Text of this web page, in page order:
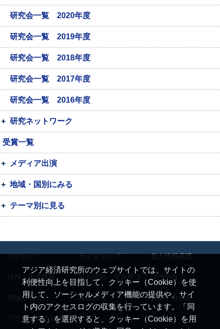
研究会一覧 2020年度
研究会一覧 2019年度
研究会一覧 2018年度
研究会一覧 2017年度
研究会一覧 2016年度
研究ネットワーク
受賞一覧
メディア出演
地域・国別にみる
テーマ別に見る
アジア経済研究所のウェブサイトでは、サイトの
利便性向上を目指して、クッキー（Cookie）を使
用して、ソーシャルメディア機能の提供や、サイ
ト内のアクセスログの収集を行っています。「同
意する」を選択すると、クッキー（Cookie）を用
アクセス サイトマップ 個人情報保護
採用・募集情報 利用規約・免責事項
情報公開 推奨環境 お問い合わせ
アクセシビリティ